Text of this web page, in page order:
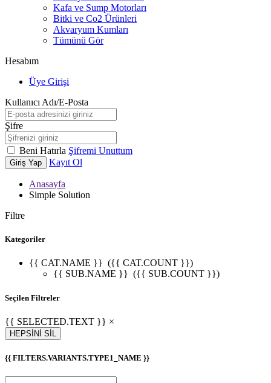
Kafa ve Sump Motorları
Bitki ve Co2 Ürünleri
Akvaryum Kumları
Tümünü Gör
Hesabım
Üye Girişi
Kullanıcı Adı/E-Posta
Şifre
Beni Hatırla Şifremi Unuttum
Giriş Yap Kayıt Ol
Anasayfa
Simple Solution
Filtre
Kategoriler
{{ CAT.NAME }} ({{ CAT.COUNT }})
{{ SUB.NAME }} ({{ SUB.COUNT }})
Seçilen Filtreler
{{ SELECTED.TEXT }} ×
HEPSİNİ SİL
{{ FILTERS.VARIANTS.TYPE1_NAME }}